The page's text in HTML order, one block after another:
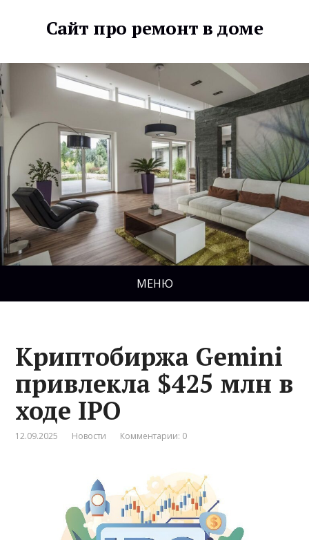
Сайт про ремонт в доме
МЕНЮ
Криптобиржа Gemini
привлекла $425 млн в
ходе IPO
12.09.2025 Новости Комментарии: 0